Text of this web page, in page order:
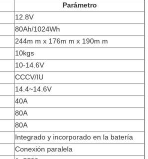
Parámetro
12.8V
80Ah/1024Wh
244m m x 176m m x 190m m
10kgs
10-14.6V
CCCV/IU
14.4~14.6V
40A
80A
80A
Integrado y incorporado en la batería
Conexión paralela